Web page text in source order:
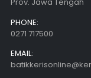
PHONE:
0271 717500
EMAIL: